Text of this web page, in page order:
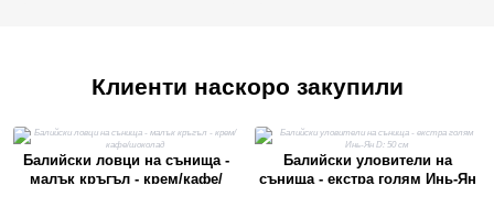
Клиенти наскоро закупили
Балийски ловци на сънища -
малък кръгъл - крем/кафе/
Балийски уловители на
сънища - екстра голям Инь-Ян